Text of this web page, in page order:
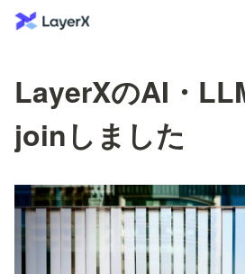
LayerXのAI・
joinしました